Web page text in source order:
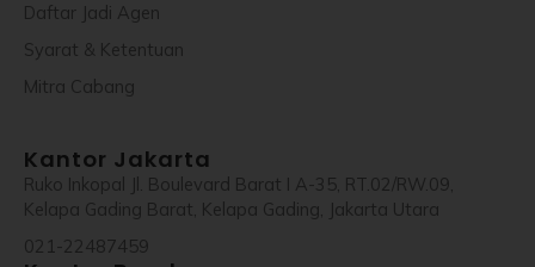
Daftar Jadi Agen
Syarat & Ketentuan
Mitra Cabang
Kantor Jakarta
Ruko Inkopal Jl. Boulevard Barat I A-35, RT.02/RW.09,
Kelapa Gading Barat, Kelapa Gading, Jakarta Utara
021-22487459